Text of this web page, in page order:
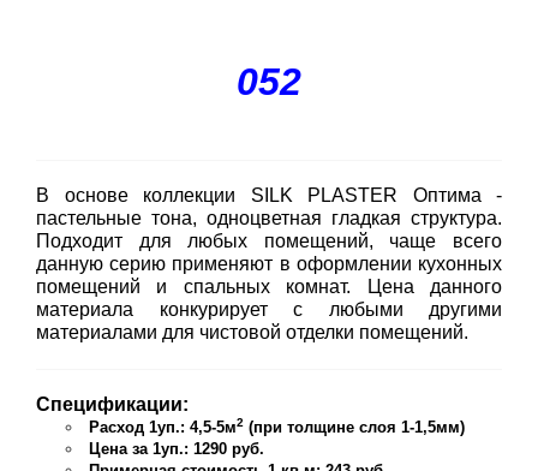
052
В основе коллекции SILK PLASTER Оптима -
пастельные тона, одноцветная гладкая структура.
Подходит для любых помещений, чаще всего
данную серию применяют в оформлении кухонных
помещений и спальных комнат. Цена данного
материала конкурирует с любыми другими
материалами для чистовой отделки помещений.
Спецификации:
Расход 1уп.: 4,5-5м2 (при толщине слоя 1-1,5мм)
Цена за 1уп.: 1290 руб.